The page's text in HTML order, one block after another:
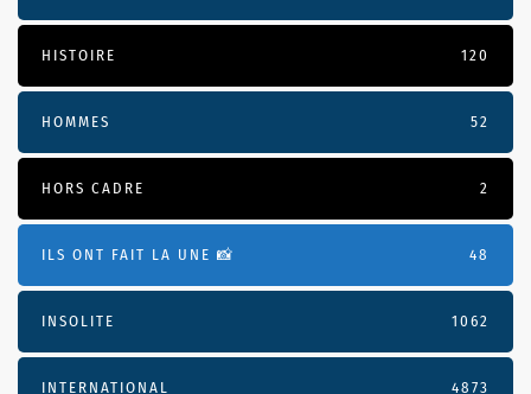
HISTOIRE 120
HOMMES 52
HORS CADRE 2
ILS ONT FAIT LA UNE 📸 48
INSOLITE 1062
INTERNATIONAL 4873